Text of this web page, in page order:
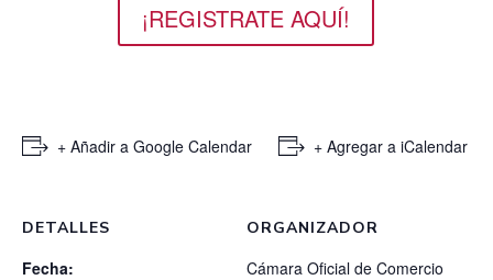
¡REGISTRATE AQUÍ!
+ Añadir a Google Calendar + Agregar a iCalendar
DETALLES
Fecha:
ORGANIZADOR
Cámara Oficial de Comercio